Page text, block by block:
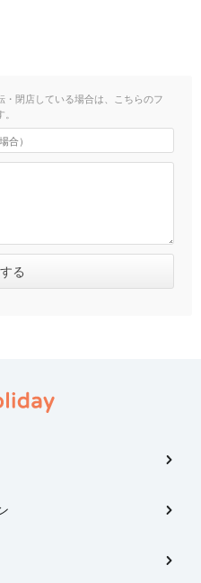
閉店している場合は、こちらのフ